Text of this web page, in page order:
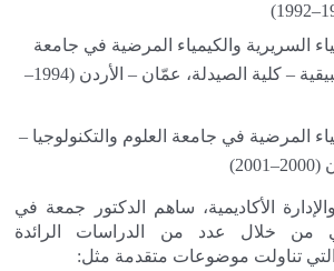
السريرية والكيمياء المرضية في جامعة
العلوم التطبيقية – كلية الصيدلة، عمّان – الأردن (1994–
المرضية في جامعة العلوم والتكنولوجيا –
الأكاديمية، ساهم الدكتور جمعة في
من خلال عدد من الدراسات الرائدة
التي تناولت موضوعات متقدمة مثل: